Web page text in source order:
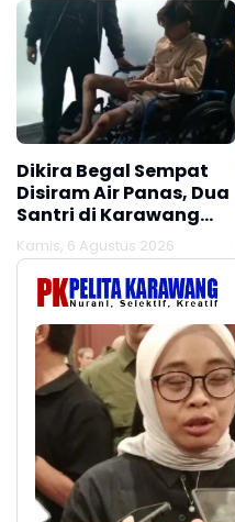
Dikira Begal Sempat
Disiram Air Panas, Dua
Santri di Karawang
Terluka Akibat Aksi
Oknum Linmas
Kamis, 6 Agustus 2026